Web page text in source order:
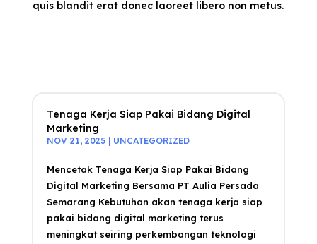
quis blandit erat donec laoreet libero non metus.
Tenaga Kerja Siap Pakai Bidang Digital
Marketing
NOV 21, 2025| UNCATEGORIZED
Mencetak Tenaga Kerja Siap Pakai Bidang
Digital Marketing Bersama PT Aulia Persada
Semarang Kebutuhan akan tenaga kerja siap
pakai bidang digital marketing terus
meningkat seiring perkembangan teknologi